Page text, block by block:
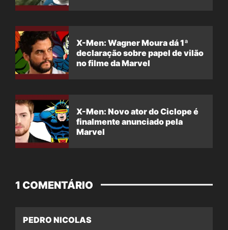
X-Men: Wagner Moura dá 1ª
declaração sobre papel de vilão
no filme da Marvel
X-Men: Novo ator do Ciclope é
finalmente anunciado pela
Marvel
1 COMENTÁRIO
PEDRO NICOLAS